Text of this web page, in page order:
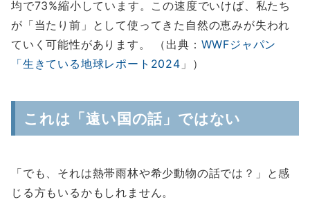
均で73%縮小しています。この速度でいけば、私たち
が「当たり前」として使ってきた自然の恵みが失われ
ていく可能性があります。 （出典： WWFジャパン
「生きている地球レポート2024 」）
これは「遠い国の話」ではない
「でも、それは熱帯雨林や希少動物の話では？」と感
じる方もいるかもしれません。